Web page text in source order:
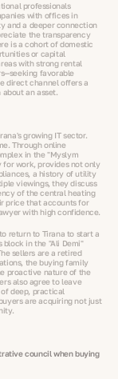
professionals
with offices in
and a deeper connection
the transparency
is a cohort of domestic
or capital
with strong rental
favorable
direct channel offers a
an asset.
growing IT sector.
Through online
in the "Myslym
for work, provides not only
a history of utility
viewings, they discuss
of the central heating
price that accounts for
with high confidence.
return to Tirana to start a
block in the "Ali Demi"
sellers are a retired
the buying family
proactive nature of the
also agree to leave
deep, practical
are acquiring not just
council when buying